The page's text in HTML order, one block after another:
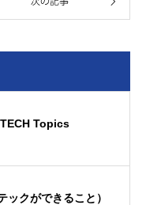
Topics
クができること）